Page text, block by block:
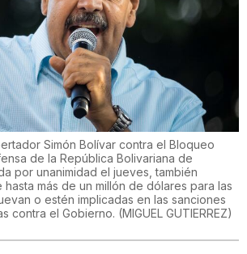
Simón Bolívar contra el Bloqueo
de la República Bolivariana de
por unanimidad el jueves, también
hasta más de un millón de dólares para las
o estén implicadas en las sanciones
contra el Gobierno. (MIGUEL GUTIERREZ)